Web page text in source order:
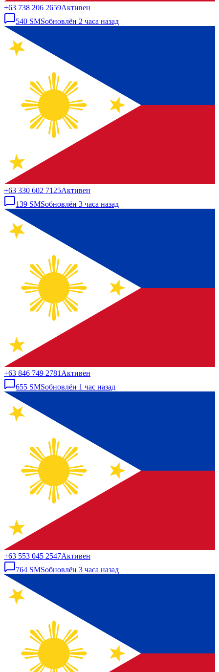
+63 738 206 2659Активен
540 SMSобновлён 2 часа назад
+63 330 602 7125Активен
139 SMSобновлён 3 часа назад
+63 846 749 2781 Активен
655 SMSобновлён 1 час назад
+63 553 045 2547Активен
764 SMSобновлён 3 часа назад